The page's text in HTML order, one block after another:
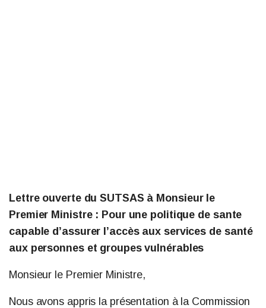
Lettre ouverte du SUTSAS à Monsieur le
Premier Ministre : Pour une politique de sante
capable d’assurer l’accès aux services de santé
aux personnes et groupes vulnérables
Monsieur le Premier Ministre,
Nous avons appris la présentation à la Commission